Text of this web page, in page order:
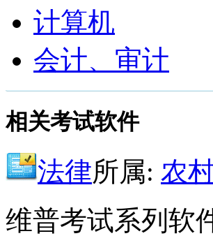
计算机
会计、审计
相关考试软件
法律所属: 农
维普考试系列软